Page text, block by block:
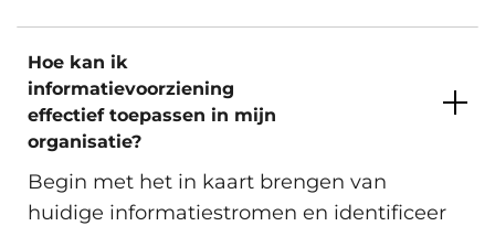
Hoe kan ik
informatievoorziening
effectief toepassen in mijn
organisatie?
Begin met het in kaart brengen van
huidige informatiestromen en identificeer